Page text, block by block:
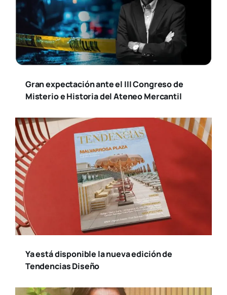
Gran expectación ante el III Congreso de
Misterio e Historia del Ateneo Mercantil
Ya está disponible la nueva edición de
Tendencias Diseño